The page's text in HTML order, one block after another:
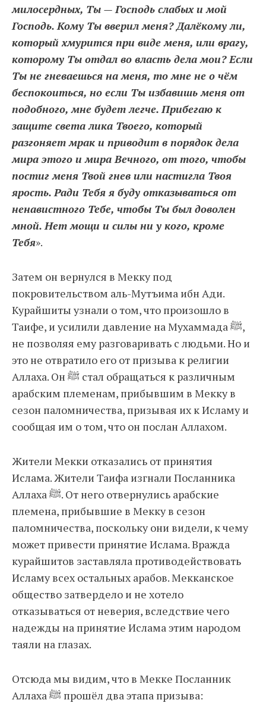
милосердных, Ты — Господь слабых и мой
Господь. Кому Ты вверил меня? Далёкому ли,
который хмурится при виде меня, или врагу,
которому Ты отдал во власть дела мои? Если
Ты не гневаешься на меня, то мне не о чём
беспокоиться, но если Ты избавишь меня от
подобного, мне будет легче. Прибегаю к
защите света лика Твоего, который
разгоняет мрак и приводит в порядок дела
мира этого и мира Вечного, от того, чтобы
постиг меня Твой гнев или настигла Твоя
ярость. Ради Тебя я буду отказываться от
ненавистного Тебе, чтобы Ты был доволен
мной. Нет мощи и силы ни у кого, кроме
Тебя».
Затем он вернулся в Мекку под
покровительством аль-Мутъима ибн Ади.
Курайшиты узнали о том, что произошло в
Таифе, и усилили давление на Мухаммада ﷺ,
не позволяя ему разговаривать с людьми. Но и
это не отвратило его от призыва к религии
Аллаха. Он ﷺ стал обращаться к различным
арабским племенам, прибывшим в Мекку в
сезон паломничества, призывая их к Исламу и
сообщая им о том, что он послан Аллахом.
Жители Мекки отказались от принятия
Ислама. Жители Таифа изгнали Посланника
Аллаха ﷺ. От него отвернулись арабские
племена, прибывшие в Мекку в сезон
паломничества, поскольку они видели, к чему
может привести принятие Ислама. Вражда
курайшитов заставляла противодействовать
Исламу всех остальных арабов. Мекканское
общество затвердело и не хотело
отказываться от неверия, вследствие чего
надежды на принятие Ислама этим народом
таяли на глазах.
Отсюда мы видим, что в Мекке Посланник
Аллаха ﷺ прошёл два этапа призыва: